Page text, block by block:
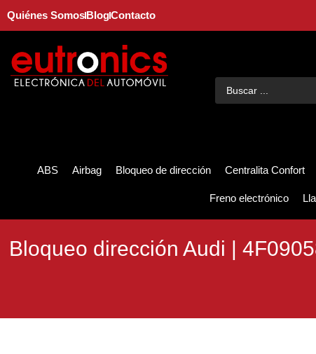
Quiénes SomosBlogContacto
ABS Airbag Bloqueo de dirección Centralita Confort
Freno electrónico
Bloqueo dirección Audi |